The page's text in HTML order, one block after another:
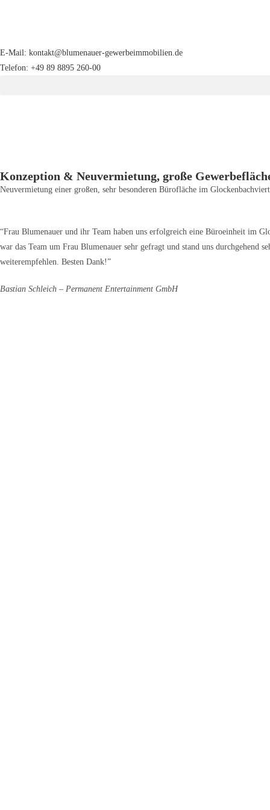
E-Mail: kontakt@blumenauer-gewerbeimmobilien.de
Telefon: +49 89 8895 260-00
Konzeption & Neuvermietung, große
Neuvermietung einer großen, sehr besonderen Bürofläche im
“Frau Blumenauer und ihr Team haben uns erfolgreich eine Büroeinheit im
war das Team um Frau Blumenauer sehr gefragt und stand uns durchgehend
weiterempfehlen. Besten Dank!”
Bastian Schleich – Permanent Entertainment GmbH